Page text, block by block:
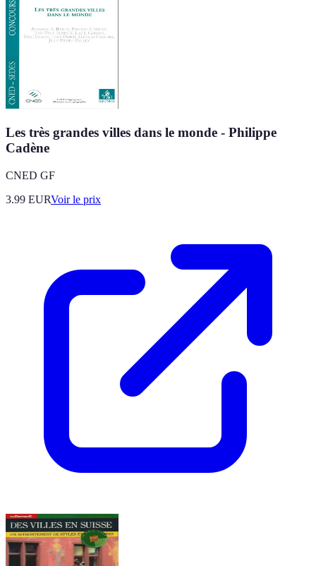
Les très grandes villes dans le monde - Philippe
Cadène
CNED GF
3.99 EURVoir le prix